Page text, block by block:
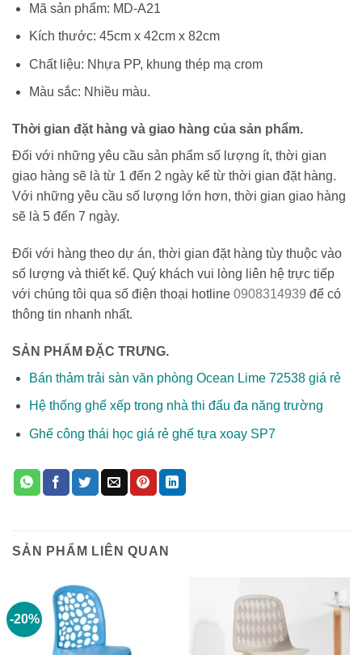
Mã sản phẩm: MD-A21
Kích thước: 45cm x 42cm x 82cm
Chất liệu: Nhựa PP, khung thép mạ crom
Màu sắc: Nhiều màu.
Thời gian đặt hàng và giao hàng của sản phẩm.
Đối với những yêu cầu sản phẩm số lượng ít, thời gian
giao hàng sẽ là từ 1 đến 2 ngày kể từ thời gian đặt hàng.
Với những yêu cầu số lượng lớn hơn, thời gian giao hàng
sẽ là 5 đến 7 ngày.
Đối với hàng theo dự án, thời gian đặt hàng tùy thuộc vào
số lượng và thiết kế. Quý khách vui lòng liên hệ trực tiếp
với chúng tôi qua số điện thoại hotline 0908314939 để có
thông tin nhanh nhất.
SẢN PHẨM ĐẶC TRƯNG.
Bán thảm trải sàn văn phòng Ocean Lime 72538 giá rẻ
Hệ thống ghế xếp trong nhà thi đấu đa năng trường
Ghế công thái học giá rẻ ghế tựa xoay SP7
SẢN PHẨM LIÊN QUAN
-20%